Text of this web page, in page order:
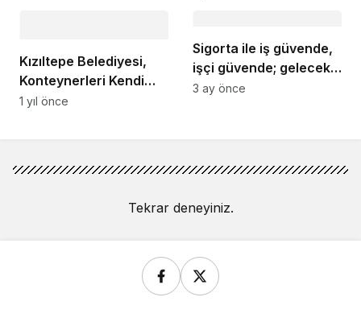
Kızıltepe Belediyesi,
Konteynerleri Kendi
İmkânlarıyla Üretiyor
1 yıl önce
Sigorta ile iş güvende,
işçi güvende; gelecek
güvende
3 ay önce
Tekrar deneyiniz.